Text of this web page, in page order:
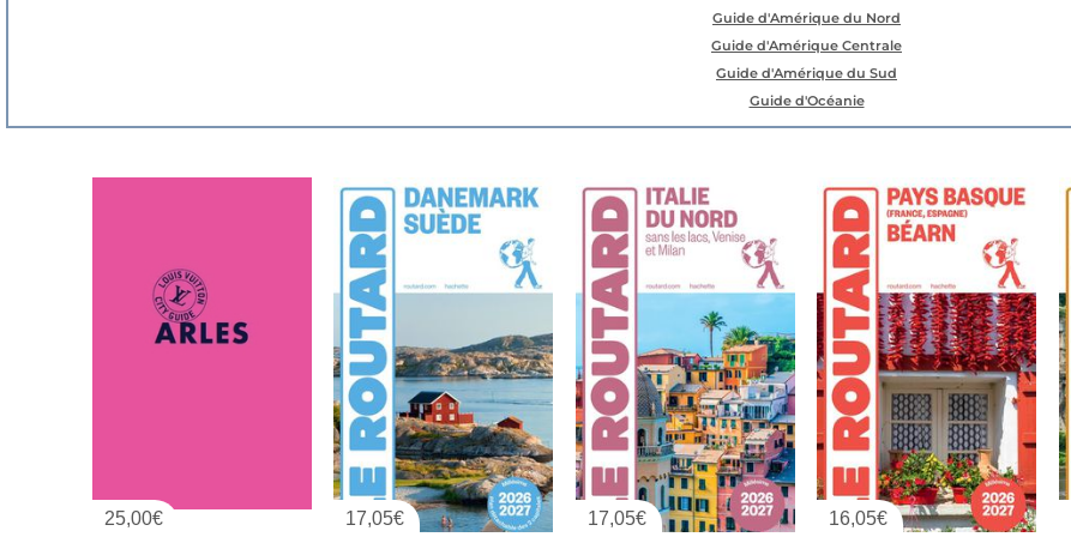
Guide d'Amérique du Nord
Guide d'Amérique Centrale
Guide d'Amérique du Sud
Guide d'Océanie
25,00€ 17,05€ 17,05€ 16,05€